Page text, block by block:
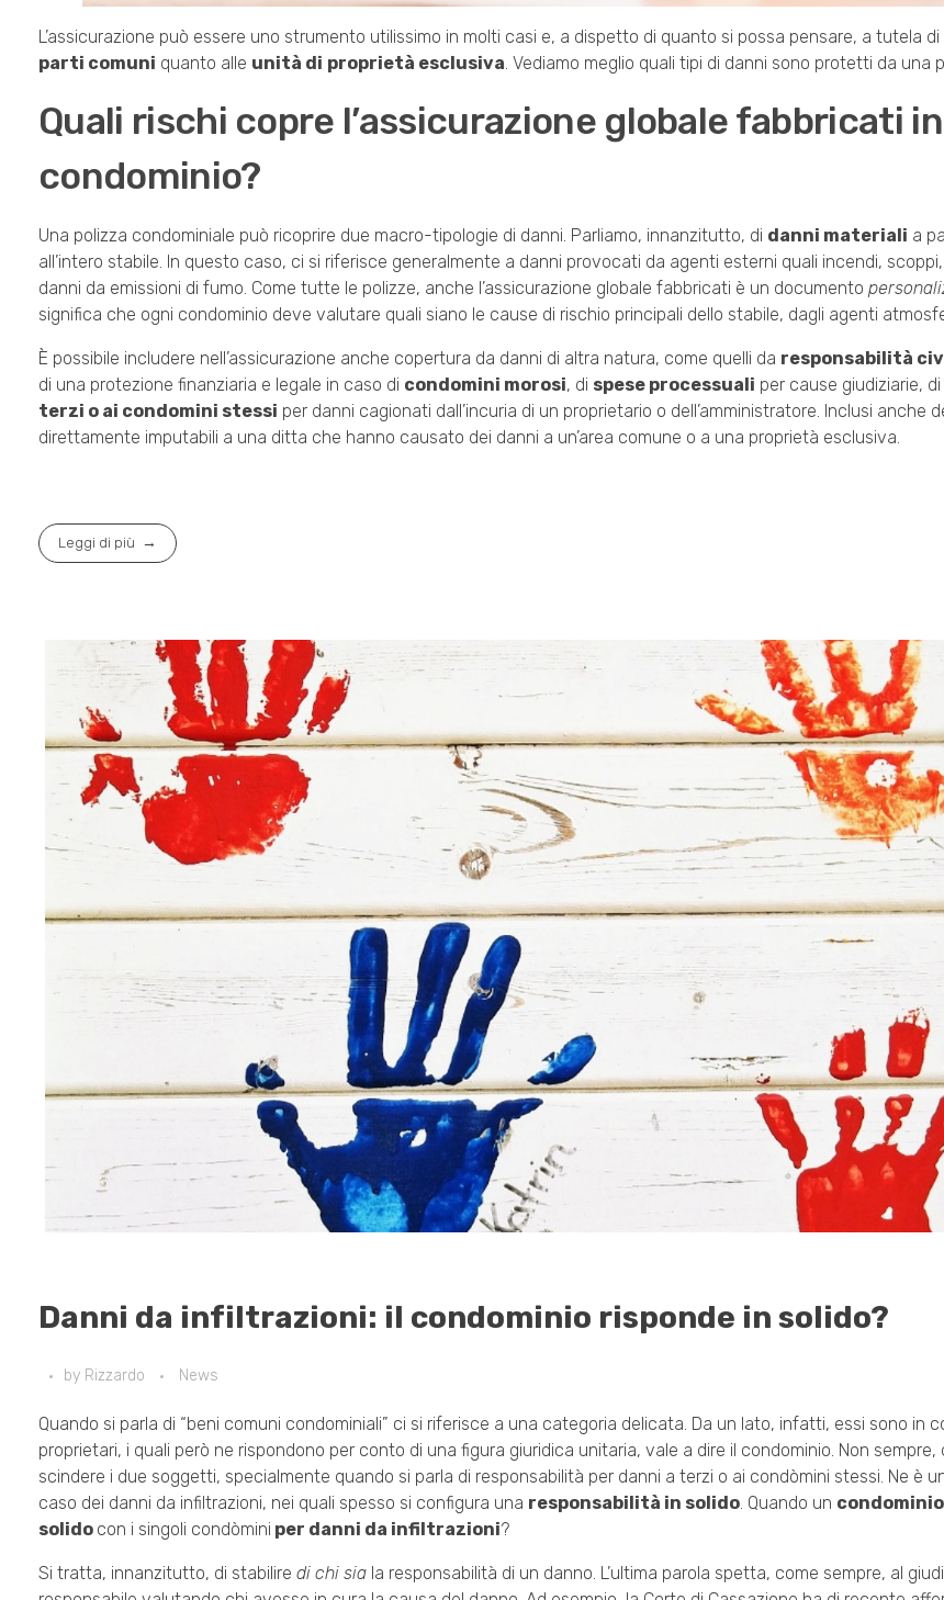
L’assicurazione può essere uno strumento utilissimo in molti casi e, a dispetto di quanto si possa pensare, a tutela
parti comuni quanto alle unità di proprietà esclusiva . Vediamo meglio quali tipi di danni sono protetti da una
Quali rischi copre l’assicurazione globale fabbricati in
condominio?
Una polizza condominiale può ricoprire due macro-tipologie di danni. Parliamo, innanzitutto, di danni materiali a
all’intero stabile. In questo caso, ci si riferisce generalmente a danni provocati da agenti esterni quali incendi,
danni da emissioni di fumo. Come tutte le polizze, anche l’assicurazione globale fabbricati è un documento
significa che ogni condominio deve valutare quali siano le cause di rischio principali dello stabile, dagli agenti
È possibile includere nell’assicurazione anche copertura da danni di altra natura, come quelli da responsabilità
di una protezione finanziaria e legale in caso di condomini morosi, di spese processuali per cause giudiziarie, di
terzi o ai condomini stessi per danni cagionati dall’incuria di un proprietario o dell’amministratore. Inclusi anche
direttamente imputabili a una ditta che hanno causato dei danni a un’area comune o a una proprietà esclusiva.
Leggi di più
Danni da infiltrazioni: il condominio risponde in solido?
by Rizzardo News
Quando si parla di “beni comuni condominiali” ci si riferisce a una categoria delicata. Da un lato, infatti, essi sono in
proprietari, i quali però ne rispondono per conto di una figura giuridica unitaria, vale a dire il condominio. Non sempre,
scindere i due soggetti, specialmente quando si parla di responsabilità per danni a terzi o ai condòmini stessi. Ne è
caso dei danni da infiltrazioni, nei quali spesso si configura una responsabilità in solido. Quando un
solido con i singoli condòmini per danni da infiltrazioni?
Si tratta, innanzitutto, di stabilire di chi sia la responsabilità di un danno. L’ultima parola spetta, come sempre, al